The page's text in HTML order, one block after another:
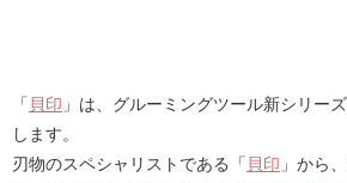
「 貝印 」は、グルーミングツール新シリー
します。
刃物のスペシャリストである「 貝印 」から